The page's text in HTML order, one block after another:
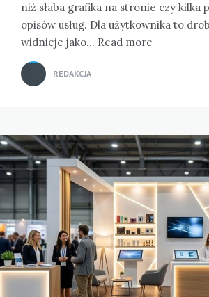
niż słaba grafika na stronie czy kilka
opisów usług. Dla użytkownika to
widnieje jako… Read more
REDAKCJA